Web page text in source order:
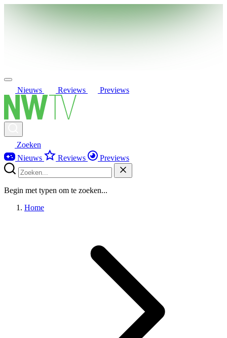
Nieuws Reviews Previews
Zoeken
Nieuws
Reviews Previews
Begin met typen om te zoeken...
Home